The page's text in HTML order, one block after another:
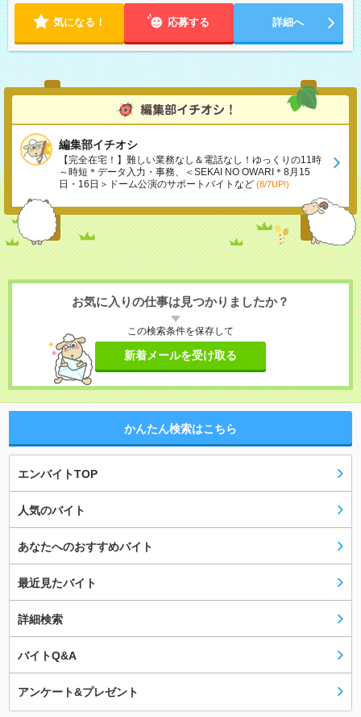
気になる！ 応募する 詳細へ
編集部イチオシ
【完全在宅！】難しい業務なし＆電話なし！ゆっくりの11時
～時短＊データ入力・事務、＜SEKAI NO OWARI＊8月15
日・16日＞ドーム公演のサポートバイトなど (8/7UP!)
お気に入りの仕事は見つかりましたか？
この検索条件を保存して
新着メールを受け取る
かんたん検索はこちら
エンバイトTOP
人気のバイト
あなたへのおすすめバイト
最近見たバイト
詳細検索
バイトQ&A
アンケート&プレゼント